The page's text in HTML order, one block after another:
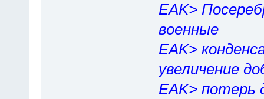
EAK>
военные
EAK>
увеличение
EAK> потерь